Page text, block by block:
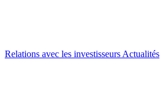
Relations avec les investisseurs Actualités